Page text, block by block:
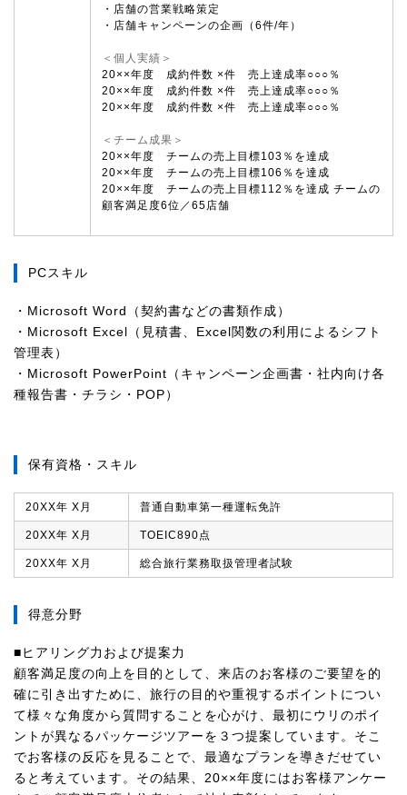
・店舗の営業戦略策定
・店舗キャンペーンの企画（6件/年）
＜個人実績＞
20××年度 成約件数 ×件 売上達成率○○○％
20××年度 成約件数 ×件 売上達成率○○○％
20××年度 成約件数 ×件 売上達成率○○○％
＜チーム成果＞
20××年度 チームの売上目標103％を達成
20××年度 チームの売上目標106％を達成
20××年度 チームの売上目標112％を達成 チームの
顧客満足度6位／65店舗
PCスキル
・Microsoft Word（契約書などの書類作成）
・Microsoft Excel（見積書、Excel関数の利用によるシフト
管理表）
・Microsoft PowerPoint（キャンペーン企画書・社内向け各
種報告書・チラシ・POP）
保有資格・スキル
20XX年 X月 普通自動車第一種運転免許
20XX年 X月 TOEIC890点
20XX年 X月 総合旅行業務取扱管理者試験
得意分野
■ヒアリング力および提案力
顧客満足度の向上を目的として、来店のお客様のご要望を的
確に引き出すために、旅行の目的や重視するポイントについ
て様々な角度から質問することを心がけ、最初にウリのポイ
ントが異なるパッケージツアーを３つ提案しています。そこ
でお客様の反応を見ることで、最適なプランを導きだせてい
ると考えています。その結果、20××年度にはお客様アンケー